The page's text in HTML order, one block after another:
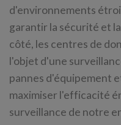
d'environnements
garantir la sécurité et
côté, les centres de
l'objet d'une
pannes d'équipement
maximiser l'efficacité
surveillance de notre